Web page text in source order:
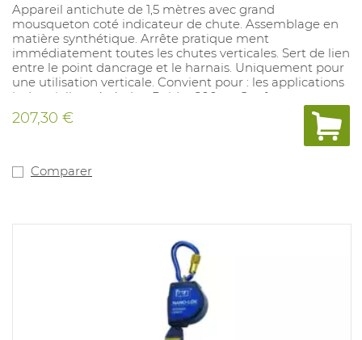
Appareil antichute de 1,5 mètres avec grand
mousqueton coté indicateur de chute. Assemblage en
matière synthétique. Arrête pratique ment
immédiatement toutes les chutes verticales. Sert de lien
entre le point dancrage et le harnais. Uniquement pour
une utilisation verticale. Convient pour : les applications
industrielles générales. Poids : 800 gr. Conforme aux
normes : EN360.
207,30 €
Comparer